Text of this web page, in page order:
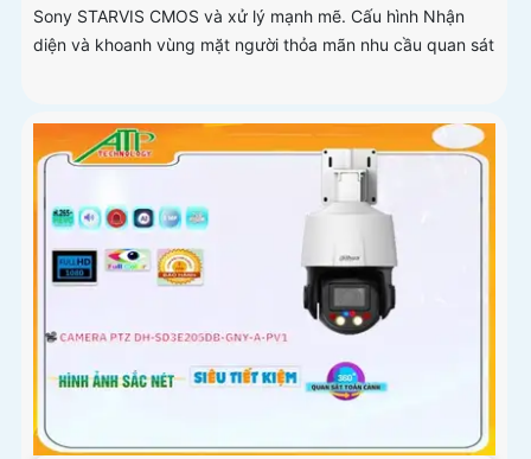
Sony STARVIS CMOS và xử lý mạnh mẽ. Cấu hình Nhận
diện và khoanh vùng mặt người thỏa mãn nhu cầu quan sát